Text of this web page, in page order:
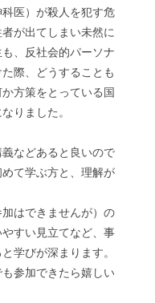
医）が殺人を犯す危
が出てしまい未然に
、反社会的パーソナ
際、どうすることも
方策をとっている国
りました。
などあると良いので
て学ぶ方と、理解が
はできませんが）の
すい見立てなど、事
学びが深まります。
参加できたら嬉しい